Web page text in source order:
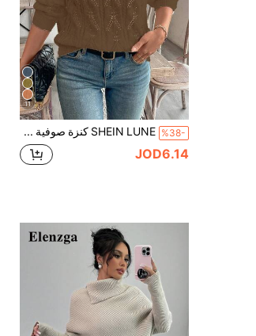
11
%38- SHEIN LUNE كنزة صوفية كاجوال بأكتاف مكشوفة بنمط زهري مفرغ بقصة فضفاضة
JOD6.14